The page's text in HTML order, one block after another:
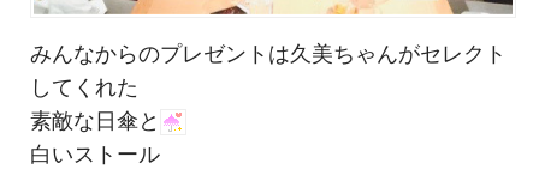
みんなからのプレゼントは久美ちゃんがセレクト
してくれた
素敵な日傘と
白いストール